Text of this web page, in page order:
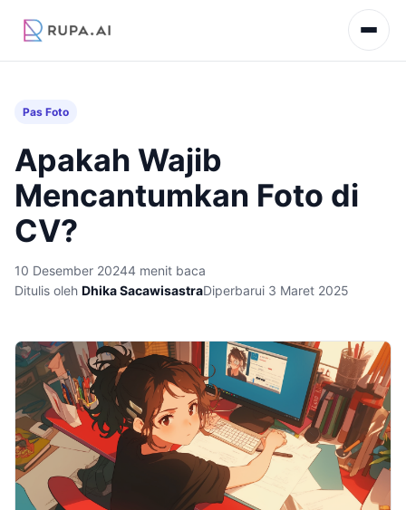
Pas Foto
Apakah Wajib
Mencantumkan Foto di
CV?
10 Desember 20244 menit baca
Ditulis oleh Dhika SacawisastraDiperbarui 3 Maret 2025